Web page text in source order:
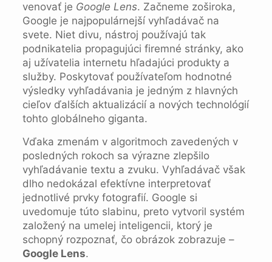
venovať je Google Lens. Začneme zoširoka,
Google je najpopulárnejší vyhľadávač na
svete. Niet divu, nástroj používajú tak
podnikatelia propagujúci firemné stránky, ako
aj užívatelia internetu hľadajúci produkty a
služby. Poskytovať používateľom hodnotné
výsledky vyhľadávania je jedným z hlavných
cieľov ďalších aktualizácií a nových technológií
tohto globálneho giganta.
Vďaka zmenám v algoritmoch zavedených v
posledných rokoch sa výrazne zlepšilo
vyhľadávanie textu a zvuku. Vyhľadávač však
dlho nedokázal efektívne interpretovať
jednotlivé prvky fotografií. Google si
uvedomuje túto slabinu, preto vytvoril systém
založený na umelej inteligencii, ktorý je
schopný rozpoznať, čo obrázok zobrazuje –
Google Lens.